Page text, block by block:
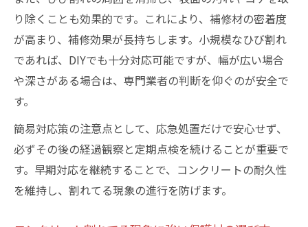
り除くことも効果的です。これにより、補修材の密着度
が高まり、補修効果が長持ちします。小規模なひび割れ
であれば、DIYでも十分対応可能ですが、幅が広い場合
や深さがある場合は、専門業者の判断を仰ぐのが安全で
す。
簡易対応策の注意点として、応急処置だけで安心せず、
必ずその後の経過観察と定期点検を続けることが重要で
す。早期対応を継続することで、コンクリートの耐久性
を維持し、割れてる現象の進行を防げます。